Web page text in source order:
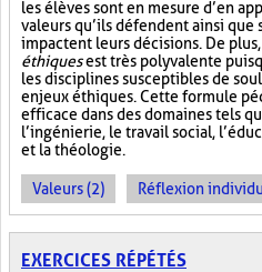
les élèves sont en mesure d’en
valeurs qu’ils défendent ainsi que
impactent leurs décisions. De
éthiquesest très polyvalente
les disciplines susceptibles de
enjeux éthiques. Cette formule
efficace dans des domaines tels
l’ingénierie, le travail social,
et la théologie.
Valeurs (2) Réflexion
EXERCICES RÉPÉTÉS